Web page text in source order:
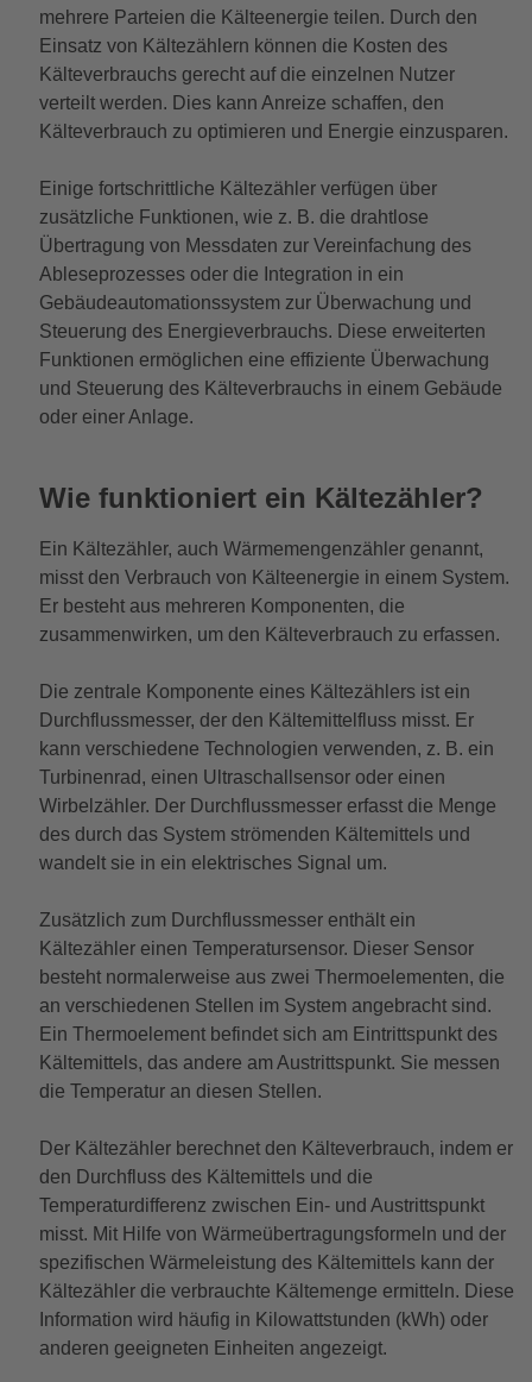
mehrere Parteien die Kälteenergie teilen. Durch den
Einsatz von Kältezählern können die Kosten des
Kälteverbrauchs gerecht auf die einzelnen Nutzer
verteilt werden. Dies kann Anreize schaffen, den
Kälteverbrauch zu optimieren und Energie einzusparen.
Einige fortschrittliche Kältezähler verfügen über
zusätzliche Funktionen, wie z. B. die drahtlose
Übertragung von Messdaten zur Vereinfachung des
Ableseprozesses oder die Integration in ein
Gebäudeautomationssystem zur Überwachung und
Steuerung des Energieverbrauchs. Diese erweiterten
Funktionen ermöglichen eine effiziente Überwachung
und Steuerung des Kälteverbrauchs in einem Gebäude
oder einer Anlage.
Wie funktioniert ein Kältezähler?
Ein Kältezähler, auch Wärmemengenzähler genannt,
misst den Verbrauch von Kälteenergie in einem System.
Er besteht aus mehreren Komponenten, die
zusammenwirken, um den Kälteverbrauch zu erfassen.
Die zentrale Komponente eines Kältezählers ist ein
Durchflussmesser, der den Kältemittelfluss misst. Er
kann verschiedene Technologien verwenden, z. B. ein
Turbinenrad, einen Ultraschallsensor oder einen
Wirbelzähler. Der Durchflussmesser erfasst die Menge
des durch das System strömenden Kältemittels und
wandelt sie in ein elektrisches Signal um.
Zusätzlich zum Durchflussmesser enthält ein
Kältezähler einen Temperatursensor. Dieser Sensor
besteht normalerweise aus zwei Thermoelementen, die
an verschiedenen Stellen im System angebracht sind.
Ein Thermoelement befindet sich am Eintrittspunkt des
Kältemittels, das andere am Austrittspunkt. Sie messen
die Temperatur an diesen Stellen.
Der Kältezähler berechnet den Kälteverbrauch, indem er
den Durchfluss des Kältemittels und die
Temperaturdifferenz zwischen Ein- und Austrittspunkt
misst. Mit Hilfe von Wärmeübertragungsformeln und der
spezifischen Wärmeleistung des Kältemittels kann der
Kältezähler die verbrauchte Kältemenge ermitteln. Diese
Information wird häufig in Kilowattstunden (kWh) oder
anderen geeigneten Einheiten angezeigt.